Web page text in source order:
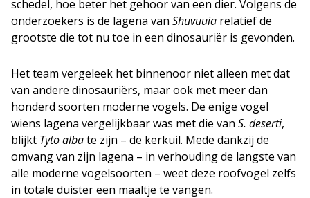
schedel, hoe beter het gehoor van een dier. Volgens de
onderzoekers is de lagena van Shuvuuia relatief de
grootste die tot nu toe in een dinosauriër is gevonden.
Het team vergeleek het binnenoor niet alleen met dat
van andere dinosauriërs, maar ook met meer dan
honderd soorten moderne vogels. De enige vogel
wiens lagena vergelijkbaar was met die van S. deserti,
blijkt Tyto albate zijn – de kerkuil. Mede dankzij de
omvang van zijn lagena – in verhouding de langste van
alle moderne vogelsoorten – weet deze roofvogel zelfs
in totale duister een maaltje te vangen.